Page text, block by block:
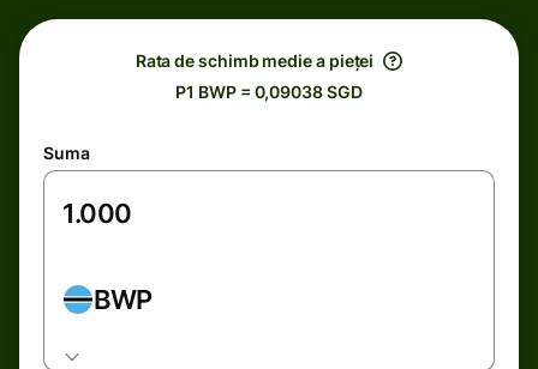
Rata de schimb medie a pieței
P1 BWP = 0,09038 SGD
Suma
BWP